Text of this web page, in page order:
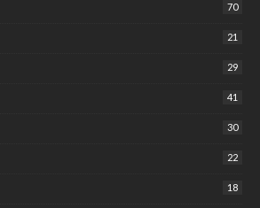
70
21
29
41
30
22
18